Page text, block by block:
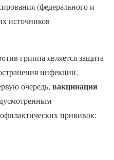
(федерального и
источников
гриппа является защита
инфекции,
очередь, вакцинация
прививок: